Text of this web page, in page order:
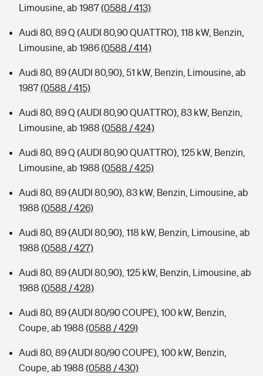
Limousine, ab 1987(0588 / 413)
Audi 80, 89 Q (AUDI 80,90 QUATTRO), 118 kW, Benzin,
Limousine, ab 1986(0588 / 414)
Audi 80, 89 (AUDI 80,90), 51 kW, Benzin, Limousine, ab
1987(0588 / 415)
Audi 80, 89 Q (AUDI 80,90 QUATTRO), 83 kW, Benzin,
Limousine, ab 1988 (0588 / 424)
Audi 80, 89 Q (AUDI 80,90 QUATTRO), 125 kW, Benzin,
Limousine, ab 1988 (0588 / 425)
Audi 80, 89 (AUDI 80,90), 83 kW, Benzin, Limousine, ab
1988 (0588 / 426)
Audi 80, 89 (AUDI 80,90), 118 kW, Benzin, Limousine, ab
1988 (0588 / 427)
Audi 80, 89 (AUDI 80,90), 125 kW, Benzin, Limousine, ab
1988 (0588 / 428)
Audi 80, 89 (AUDI 80/90 COUPE), 100 kW, Benzin,
Coupe, ab 1988 (0588 / 429)
Audi 80, 89 (AUDI 80/90 COUPE), 100 kW, Benzin,
Coupe, ab 1988 (0588 / 430)